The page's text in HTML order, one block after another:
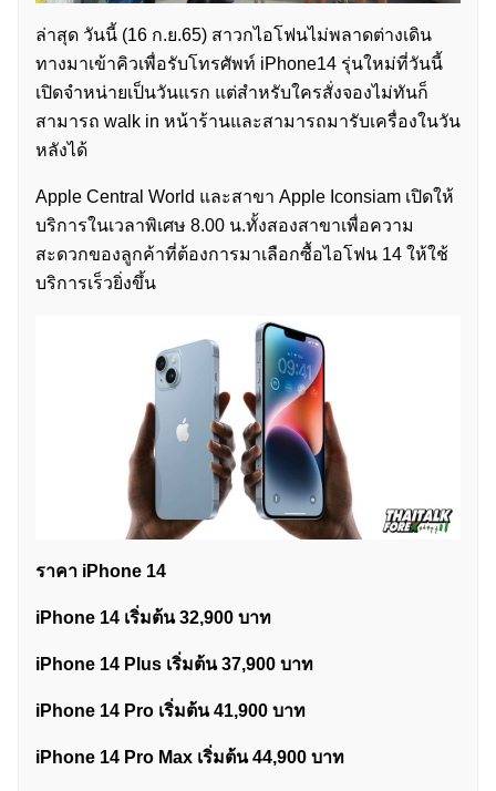
ล่าสุด วันนี้ (16 ก.ย.65) สาวกไอโฟนไม่พลาดต่างเดิน
ทางมาเข้าคิวเพื่อรับโทรศัพท์ iPhone14 รุ่นใหม่ที่วันนี้
เปิดจำหน่ายเป็นวันแรก แต่สำหรับใครสั่งจองไม่ทันก็
สามารถ walk in หน้าร้านและสามารถมารับเครื่องในวัน
หลังได้
Apple Central World และสาขา Apple Iconsiam เปิดให้
บริการในเวลาพิเศษ 8.00 น.ทั้งสองสาขาเพื่อความ
สะดวกของลูกค้าที่ต้องการมาเลือกซื้อไอโฟน 14 ให้ใช้
บริการเร็วยิ่งขึ้น
ราคา iPhone 14
iPhone 14 เริ่มต้น 32,900 บาท
iPhone 14 Plus เริ่มต้น 37,900 บาท
iPhone 14 Pro เริ่มต้น 41,900 บาท
iPhone 14 Pro Max เริ่มต้น 44,900 บาท